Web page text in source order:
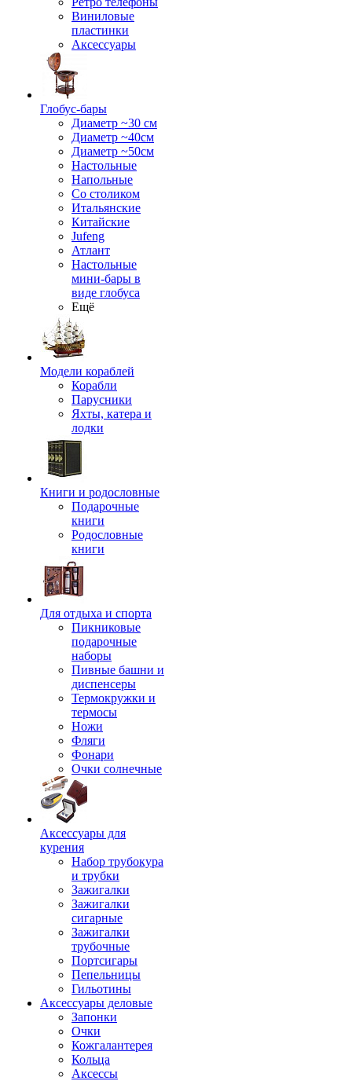
Виниловые
пластинки
Аксессуары
Глобус-бары
Диаметр ~30 см
Диаметр ~40см
Диаметр ~50см
Настольные
Напольные
Со столиком
Итальянские
Китайские
Jufeng
Атлант
Настольные
мини-бары в
виде глобуса
Ещё
Модели кораблей
Корабли
Парусники
Яхты, катера и
лодки
Книги и родословные
Подарочные
книги
Родословные
книги
Для отдыха и спорта
Пикниковые
подарочные
наборы
Пивные башни и
диспенсеры
Термокружки и
термосы
Ножи
Фляги
Фонари
Очки солнечные
Аксессуары для
курения
Набор трубокура
и трубки
Зажигалки
Зажигалки
сигарные
Зажигалки
трубочные
Портсигары
Пепельницы
Гильотины
Аксессуары деловые
Запонки
Очки
Кожгалантерея
Кольца
Аксессы